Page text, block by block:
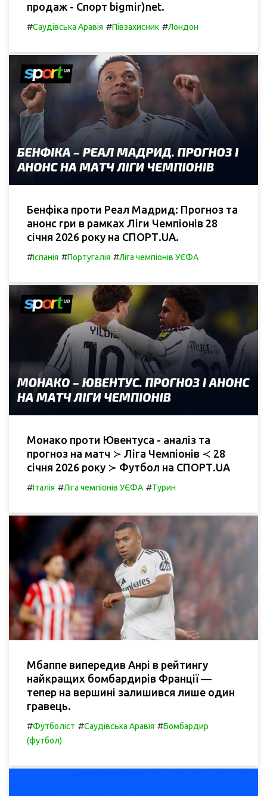
продаж - Спорт bigmir)net.
#Саудівська Аравія #Півзахисник #Лондон
Бенфіка проти Реал Мадрид: Прогноз та
анонс гри в рамках Ліги Чемпіонів 28
січня 2026 року на СПОРТ.UA.
#Іспанія #Португалія #Ліга чемпіонів УЄФА
Монако проти Ювентуса - аналіз та
прогноз на матч ≻ Ліга Чемпіонів ≺ 28
січня 2026 року ≻ Футбол на СПОРТ.UA
#Італія #Ліга чемпіонів УЄФА #Турин
Мбаппе випередив Анрі в рейтингу
найкращих бомбардирів Франції —
тепер на вершині залишився лише один
гравець.
#Футболіст #Саудівська Аравія #Бомбардир
(футбол)